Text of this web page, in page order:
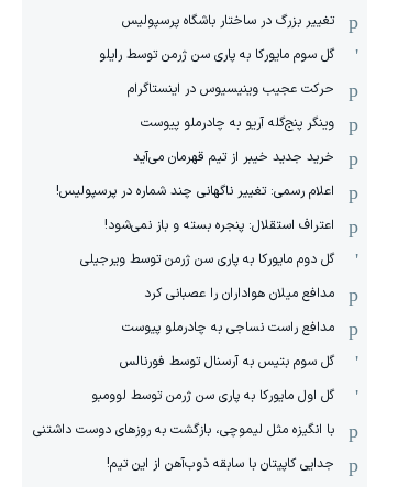
تغییر بزرگ در ساختار باشگاه پرسپولیس
گل سوم مایورکا به پاری سن ژرمن توسط رایلو
حرکت عجیب وینیسیوس در اینستاگرام
وینگر پنج‌گله آریو به چادرملو پیوست
خرید جدید خیبر از تیم قهرمان می‌آید
اعلام رسمی: تغییر ناگهانی چند شماره در پرسپولیس!
اعتراف استقلال: پنجره بسته و باز نمی‌شود!
گل دوم مایورکا به پاری سن ژرمن توسط ویرجیلی
مدافع میلان هواداران را عصبانی کرد
مدافع راست نساجی به چادرملو پیوست
گل سوم بتیس به آرسنال توسط فورنالس
گل اول مایورکا به پاری سن ژرمن توسط لوومبو
با انگیزه مثل لیموچی، بازگشت به روزهای دوست داشتنی
جدایی کاپیتان با سابقه ذوب‌آهن از این تیم!